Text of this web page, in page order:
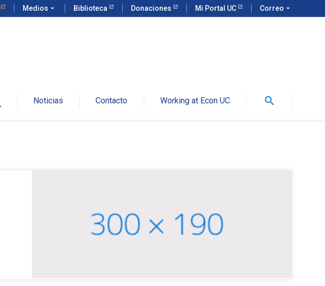
Medios arrow_drop_down Biblioteca Donaciones Mi Portal UC Correo arrow_drop_down
Noticias Contacto Working at Econ UC search